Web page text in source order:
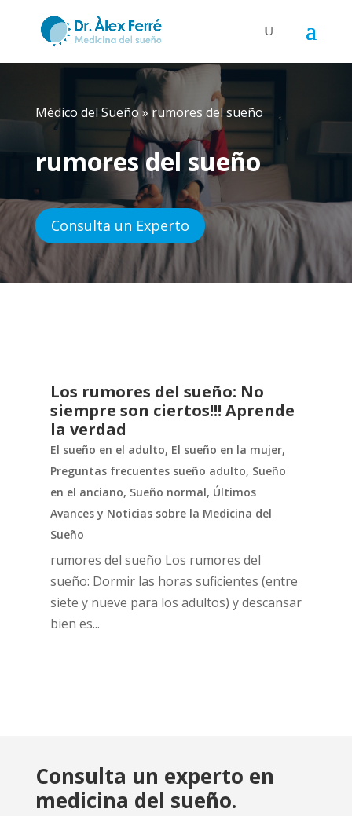
Médico del Sueño» rumores del sueño
rumores del sueño
Consulta un Experto
Los rumores del sueño: No
siempre son ciertos!!! Aprende
la verdad
El sueño en el adulto, El sueño en la mujer,
Preguntas frecuentes sueño adulto, Sueño
en el anciano, Sueño normal, Últimos
Avances y Noticias sobre la Medicina del
Sueño
rumores del sueño Los rumores del
sueño: Dormir las horas suficientes (entre
siete y nueve para los adultos) y descansar
bien es...
Consulta un experto en
medicina del sueño.